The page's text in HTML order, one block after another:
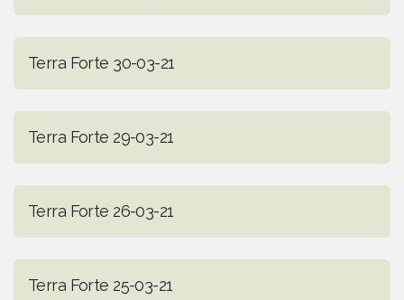
Terra Forte 30-03-21
Terra Forte 29-03-21
Terra Forte 26-03-21
Terra Forte 25-03-21